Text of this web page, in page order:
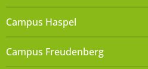
Campus Haspel
Campus Freudenberg